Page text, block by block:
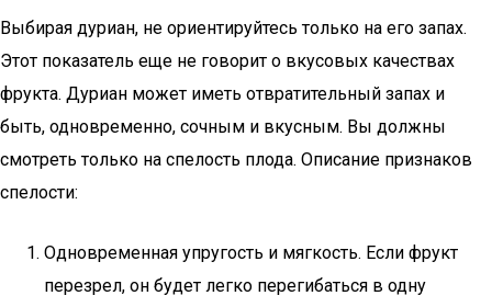
Выбирая дуриан, не ориентируйтесь только на его запах.
Этот показатель еще не говорит о вкусовых качествах
фрукта. Дуриан может иметь отвратительный запах и
быть, одновременно, сочным и вкусным. Вы должны
смотреть только на спелость плода. Описание признаков
спелости:
Одновременная упругость и мягкость. Если фрукт
перезрел, он будет легко перегибаться в одну